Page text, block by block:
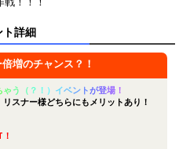
をして、ファ
を制作する
談しよう！
ト詳細
増のチャンス？！
ゃ う （ ？ ！ ） イベン トが登場 ！
スナー様どちらにもメリットあり！